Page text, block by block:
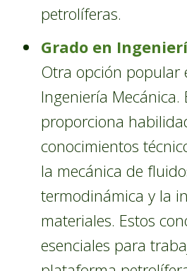
petrolíferas.
Grado en
Otra opción popular
Ingeniería Mecánica.
proporciona
conocimientos
la mecánica de
termodinámica y la
materiales. Estos
esenciales para